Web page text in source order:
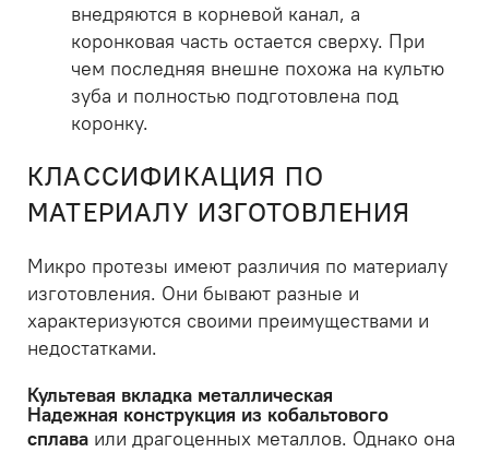
внедряются в корневой канал, а
коронковая часть остается сверху. При
чем последняя внешне похожа на культю
зуба и полностью подготовлена под
коронку.
КЛАССИФИКАЦИЯ ПО
МАТЕРИАЛУ ИЗГОТОВЛЕНИЯ
Микро протезы имеют различия по материалу
изготовления. Они бывают разные и
характеризуются своими преимуществами и
недостатками.
Культевая вкладка металлическая
Надежная конструкция из кобальтового
сплава или драгоценных металлов. Однако она